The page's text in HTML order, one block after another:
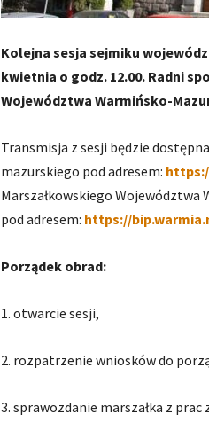
Kolejna sesja sejmiku
kwietnia o godz. 12.00. Radni
Województwa Warmińsko-
Transmisja z sesji będzie
mazurskiego pod adresem:
Marszałkowskiego
pod adresem: https://
Porządek obrad:
1. otwarcie sesji,
2. rozpatrzenie wniosków do
3. sprawozdanie marszałka z